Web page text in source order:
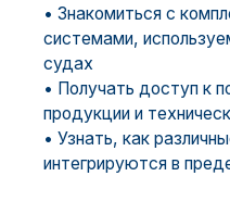
• Знакомиться с
системами,
судах
• Получать доступ к
продукции и
• Узнать, как
интегрируются в